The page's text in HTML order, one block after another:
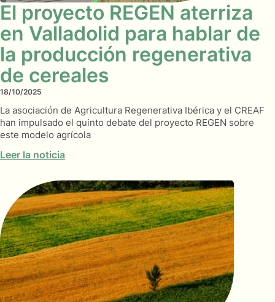
El proyecto REGEN aterriza
en Valladolid para hablar de
la producción regenerativa
de cereales
18/10/2025
La asociación de Agricultura Regenerativa Ibérica y el CREAF
han impulsado el quinto debate del proyecto REGEN sobre
este modelo agrícola
Leer la noticia